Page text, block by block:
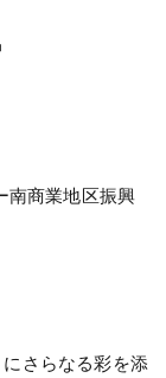
南商業地区振興
さらなる彩を添